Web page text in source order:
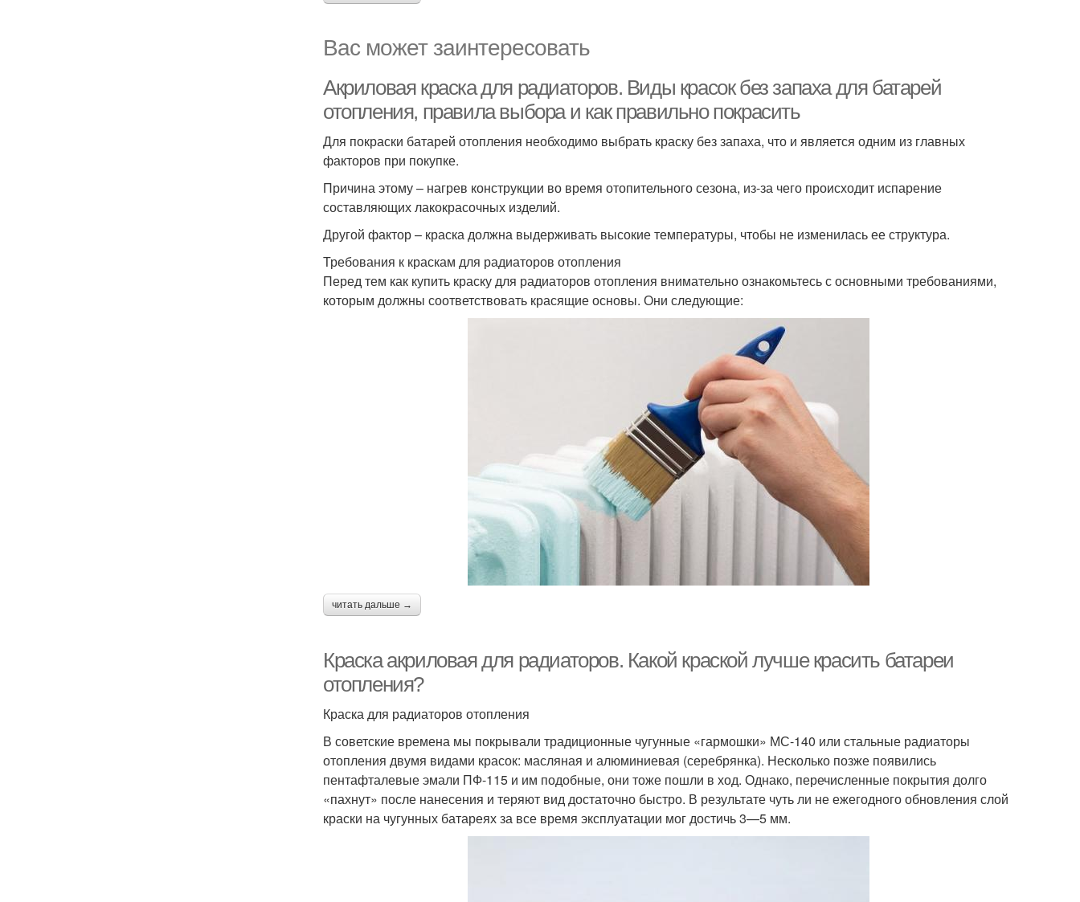
Вас может заинтересовать
Акриловая краска для радиаторов. Виды красок без запаха для батарей
отопления, правила выбора и как правильно покрасить
Для покраски батарей отопления необходимо выбрать краску без запаха, что и является одним из главных
факторов при покупке.
Причина этому – нагрев конструкции во время отопительного сезона, из-за чего происходит испарение
составляющих лакокрасочных изделий.
Другой фактор – краска должна выдерживать высокие температуры, чтобы не изменилась ее структура.
Требования к краскам для радиаторов отопления
Перед тем как купить краску для радиаторов отопления внимательно ознакомьтесь с основными требованиями,
которым должны соответствовать красящие основы. Они следующие:
читать дальше →
Краска акриловая для радиаторов. Какой краской лучше красить батареи
отопления?
Краска для радиаторов отопления
В советские времена мы покрывали традиционные чугунные «гармошки» МС-140 или стальные радиаторы
отопления двумя видами красок: масляная и алюминиевая (серебрянка). Несколько позже появились
пентафталевые эмали ПФ-115 и им подобные, они тоже пошли в ход. Однако, перечисленные покрытия долго
«пахнут» после нанесения и теряют вид достаточно быстро. В результате чуть ли не ежегодного обновления слой
краски на чугунных батареях за все время эксплуатации мог достичь 3—5 мм.